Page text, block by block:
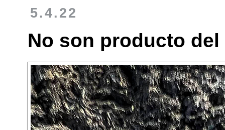
5.4.22
No son producto